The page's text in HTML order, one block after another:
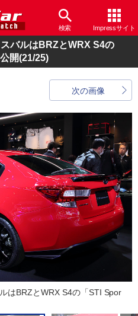
検索 Impressサイト
バルはBRZとWRX S4の
開(21/25)
次の画像
はBRZとWRX S4の「STI Spor